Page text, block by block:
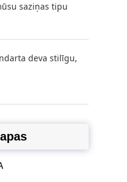
saziņas tipu
deva stilīgu,